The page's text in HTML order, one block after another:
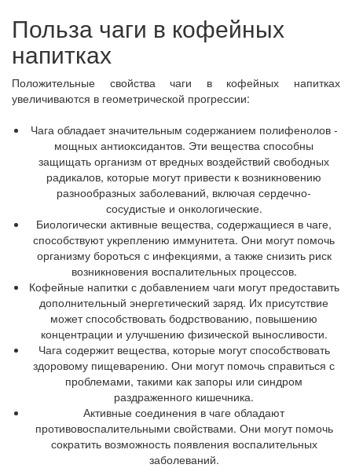
Польза чаги в кофейных
напитках
Положительные свойства чаги в кофейных напитках
увеличиваются в геометрической прогрессии:
Чага обладает значительным содержанием полифенолов -
мощных антиоксидантов. Эти вещества способны
защищать организм от вредных воздействий свободных
радикалов, которые могут привести к возникновению
разнообразных заболеваний, включая сердечно-
сосудистые и онкологические.
Биологически активные вещества, содержащиеся в чаге,
способствуют укреплению иммунитета. Они могут помочь
организму бороться с инфекциями, а также снизить риск
возникновения воспалительных процессов.
Кофейные напитки с добавлением чаги могут предоставить
дополнительный энергетический заряд. Их присутствие
может способствовать бодрствованию, повышению
концентрации и улучшению физической выносливости.
Чага содержит вещества, которые могут способствовать
здоровому пищеварению. Они могут помочь справиться с
проблемами, такими как запоры или синдром
раздраженного кишечника.
Активные соединения в чаге обладают
противовоспалительными свойствами. Они могут помочь
сократить возможность появления воспалительных
заболеваний.